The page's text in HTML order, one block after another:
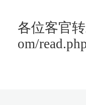
各位客官
om/